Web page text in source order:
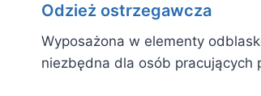
Odzież ostrzegawcza
Wyposażona w elementy
niezbędna dla osób pracujących